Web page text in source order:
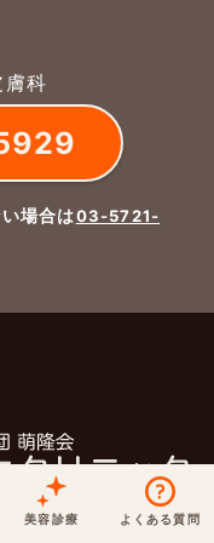
せ
へ
です
美容診療 よくある質問
美容診療
わせ
70-5929
膚科
場合は03-5721-